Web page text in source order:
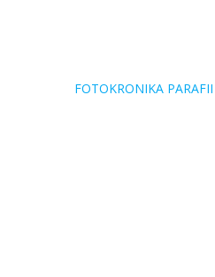
FOTOKRONIKA PARAFII